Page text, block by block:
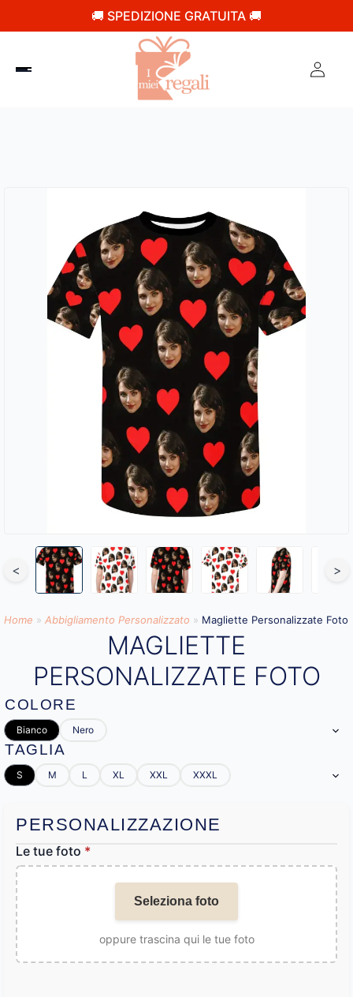
🚚 SPEDIZIONE GRATUITA 🚚
< >
Home » Abbigliamento Personalizzato​ » Magliette Personalizzate Foto
MAGLIETTE
PERSONALIZZATE FOTO
COLORE
Bianco Nero
TAGLIA
S M L XL XXL XXXL
PERSONALIZZAZIONE
Le tue foto *
Seleziona foto
oppure trascina qui le tue foto